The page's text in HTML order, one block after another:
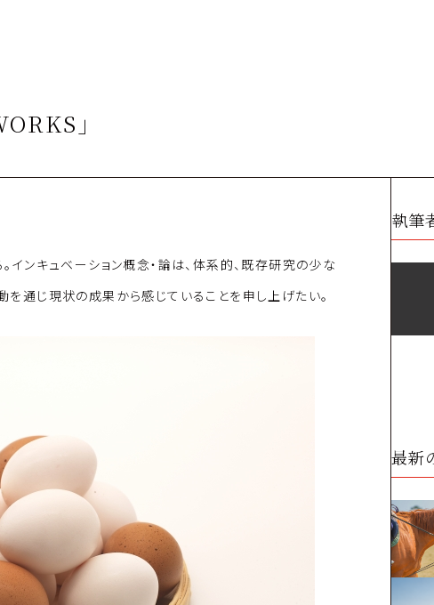
」
インキュベーション概念・論は、体系的、既存研究の少な
を通じ現状の成果から感じていることを申し上げたい。
執筆
最新